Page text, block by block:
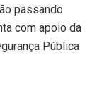
passando
com apoio da
Pública